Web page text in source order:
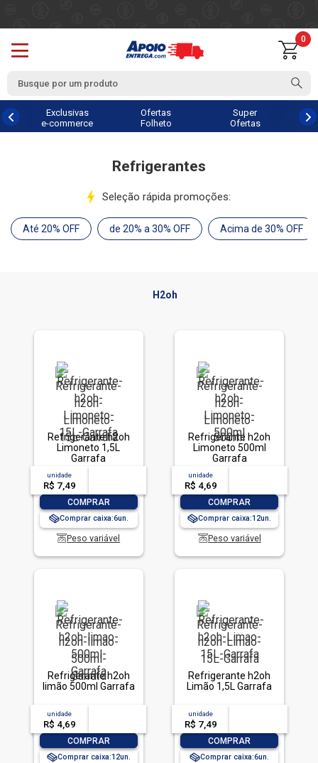
0
Exclusivas
e-commerce
Ofertas
Folheto
Super
Ofertas
Refrigerantes
Seleção rápida promoções:
Até 20% OFF de 20% a 30% OFF Acima de 30% OFF
H2oh
Refrigerante h2oh
Limoneto 1,5L
Garrafa
unidade
R$ 7,49
COMPRAR
Comprar caixa:6
Peso variável
Refrigerante h2oh
Limoneto 500ml
Garrafa
unidade
R$ 4,69
COMPRAR
Comprar caixa:12
Peso variável
Refrigerante h2oh
limão 500ml Garrafa
unidade
R$ 4,69
COMPRAR
Comprar caixa:12
Refrigerante h2oh
Limão 1,5L Garrafa
unidade
R$ 7,49
COMPRAR
Comprar caixa:6